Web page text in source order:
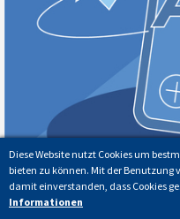
Diese Website nutzt Cookies um
bieten zu können. Mit der Benutzung
damit einverstanden, dass Cookies
Informationen